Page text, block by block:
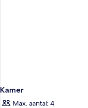
Kamer
Max. aantal: 4